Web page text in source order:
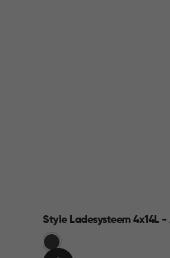
Style Ladesysteem 4x14L
Grijs